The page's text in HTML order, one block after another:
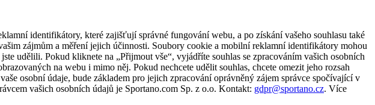
identifikátory, které zajišťují správné fungování webu, a po získání vašeho souhlasu také
zájmům a měření jejich účinnosti. Soubory cookie a mobilní reklamní identifikátory mohou
udělili. Pokud kliknete na „Přijmout vše“, vyjádříte souhlas se zpracováním vašich osobních
na webu i mimo něj. Pokud nechcete udělit souhlas, chcete omezit jeho rozsah
osobní údaje, bude základem pro jejich zpracování oprávněný zájem správce spočívající v
vašich osobních údajů je Sportano.com Sp. z o.o. Kontakt: gdpr@sportano.cz. Více